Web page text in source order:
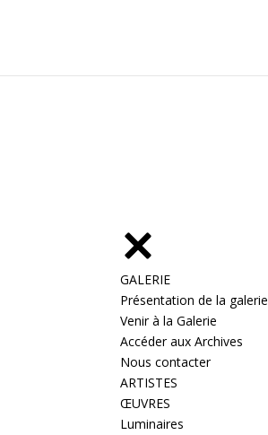
GALERIE
Présentation de la galerie
Venir à la Galerie
Accéder aux Archives
Nous contacter
ARTISTES
ŒUVRES
Luminaires